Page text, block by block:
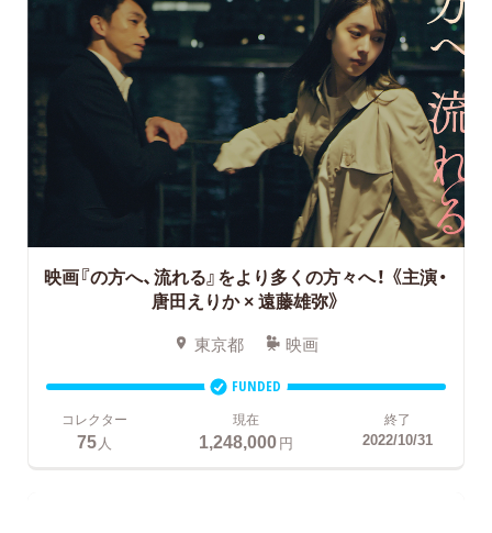
映画『の方へ、流れる』をより多くの方々へ！ 《主演・
唐田えりか × 遠藤雄弥》
東京都 映画
FUNDED
コレクター
75人
現在
1,248,000円
終了
2022/10/31